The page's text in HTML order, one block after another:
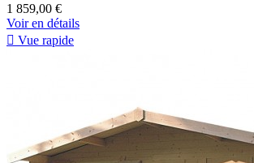
1 859,00 €
Voir en détails
 Vue rapide